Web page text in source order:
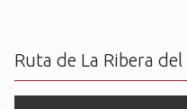
Ruta de La Ribera